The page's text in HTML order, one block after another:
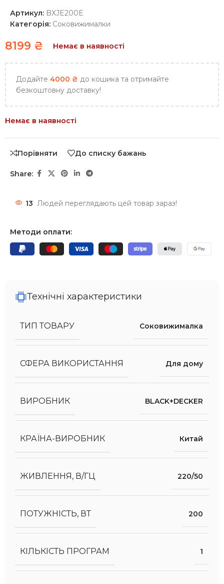
Артикул: BXJE200E
Категорія: Соковижималки
8199 ₴ Немає в наявності
Додайте 4000 ₴ до кошика та отримайте
безкоштовну доставку!
Немає в наявності
Порівняти До списку бажань
Share:
13 Людей переглядають цей товар зараз!
Методи оплати:
Технічні характеристики
ТИП ТОВАРУ Соковижималка
СФЕРА ВИКОРИСТАННЯ Для дому
ВИРОБНИК BLACK+DECKER
КРАЇНА-ВИРОБНИК Китай
ЖИВЛЕННЯ, В/ГЦ 220/50
ПОТУЖНІСТЬ, ВТ 200
КІЛЬКІСТЬ ПРОГРАМ 1